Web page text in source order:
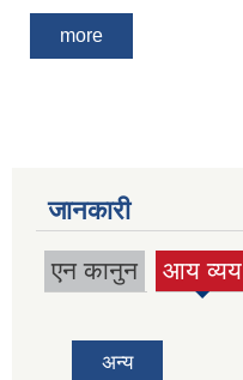
more
जानकारी
एन कानुन आय व्यय
(active
अन्य